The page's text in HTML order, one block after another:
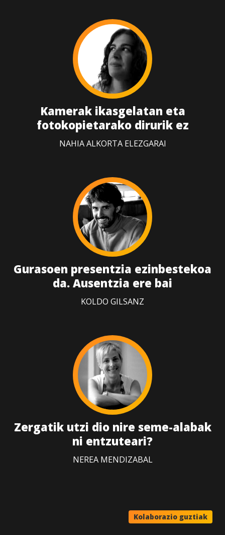
Kamerak ikasgelatan eta
fotokopietarako dirurik ez
NAHIA ALKORTA ELEZGARAI
Gurasoen presentzia ezinbestekoa
da. Ausentzia ere bai
KOLDO GILSANZ
Zergatik utzi dio nire seme-alabak
ni entzuteari?
NEREA MENDIZABAL
Kolaborazio guztiak